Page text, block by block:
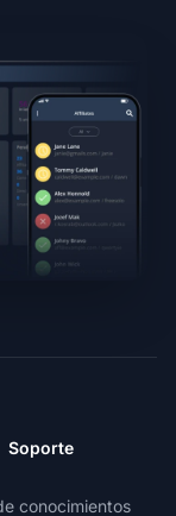
Soporte
conocimientos